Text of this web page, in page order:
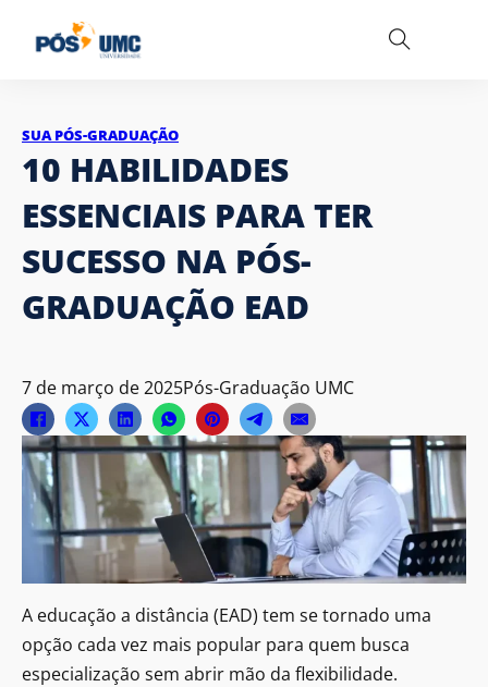
SUA PÓS-GRADUAÇÃO
10 HABILIDADES
ESSENCIAIS PARA TER
SUCESSO NA PÓS-
GRADUAÇÃO EAD
7 de março de 2025Pós-Graduação UMC
A educação a distância (EAD) tem se tornado uma
opção cada vez mais popular para quem busca
especialização sem abrir mão da flexibilidade.